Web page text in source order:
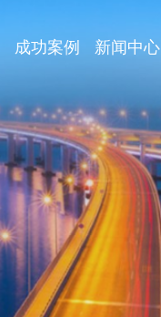
成功案例 新闻中心